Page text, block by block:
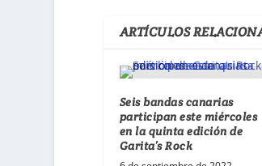
ARTÍCULOS
Seis bandas canarias
participan este miércoles
en la quinta edición de
Garita’s Rock